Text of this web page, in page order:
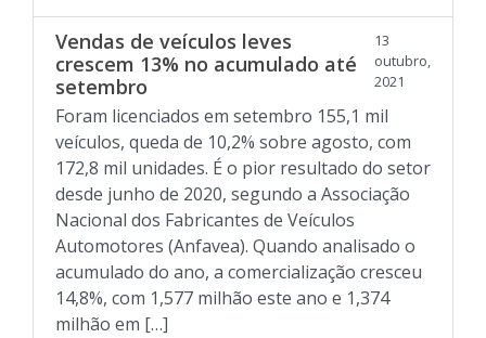
Vendas de veículos leves
crescem 13% no acumulado até
setembro
13
outubro,
2021
Foram licenciados em setembro 155,1 mil
veículos, queda de 10,2% sobre agosto, com
172,8 mil unidades. É o pior resultado do setor
desde junho de 2020, segundo a Associação
Nacional dos Fabricantes de Veículos
Automotores (Anfavea). Quando analisado o
acumulado do ano, a comercialização cresceu
14,8%, com 1,577 milhão este ano e 1,374
milhão em […]